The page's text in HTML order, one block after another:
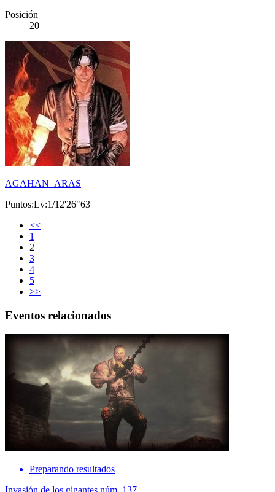
Posición
20
AGAHAN_ARAS
Puntos:Lv:1/12'26"63
<<
1
2
3
4
5
>>
Eventos relacionados
Preparando resultados
Invasión de los gigantes núm. 137